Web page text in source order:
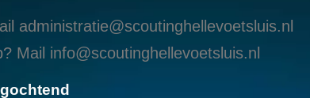
administratie@scoutinghellevoetsluis.nl
Mail info@scoutinghellevoetsluis.nl